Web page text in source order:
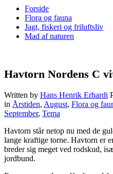
Forside
Flora og fauna
Jagt, fiskeri og friluftsliv
Mad af naturen
Havtorn Nordens C
Written by Hans Henrik Erhardi
in Årstiden, August, Flora og
September, Tema
Havtorn står netop nu med de
lange kraftige torne. Havtorn er
breder sig meget ved rodskud,
jordbund.